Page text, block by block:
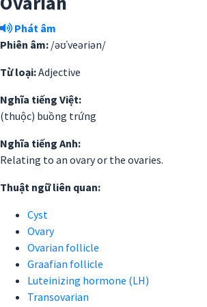
Phát âm
Phiên âm: /əʊˈveəriən/
Từ loại:Adjective
Nghĩa tiếng Việt:
(thuộc) buồng trứng
Nghĩa tiếng Anh:
Relating to an ovary or the ovaries.
Thuật ngữ liên quan:
Cyst
Ovary
Ovarian follicle
Graafian follicle
Luteinizing hormone (LH)
Transovarian